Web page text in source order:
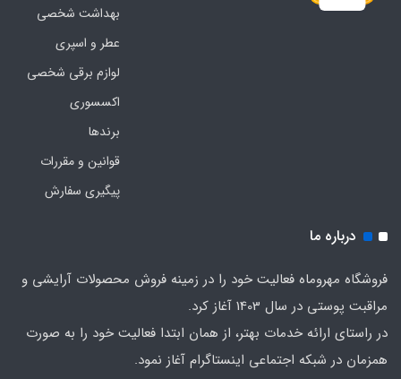
بهداشت شخصی
عطر و اسپری
لوازم برقی شخصی
اکسسوری
برندها
قوانین و مقررات
پیگیری سفارش
درباره ما
فروشگاه مهروماه فعالیت خود را در زمینه فروش محصولات آرایشی و
مراقبت پوستی در سال 1403 آغاز کرد.
در راستای ارائه خدمات بهتر، از همان ابتدا فعالیت خود را به صورت
همزمان در شبکه اجتماعی اینستاگرام آغاز نمود.